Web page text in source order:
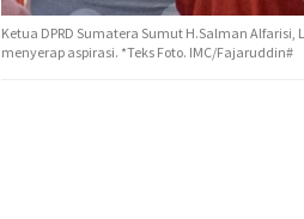
Ketua DPRD Sumatera Sumut H.Salman
menyerap aspirasi. *Teks Foto. IMC/Fajaruddin#